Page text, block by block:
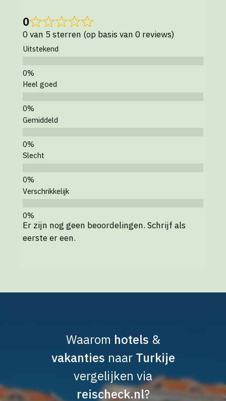
0
0 van 5 sterren (op basis van 0 reviews)
Uitstekend
Heel goed
Gemiddeld
Slecht
Verschrikkelijk
Er zijn nog geen beoordelingen. Schrijf als
eerste er een.
Waarom hotels &
vakanties naar Turkije
vergelijken via
reischeck.nl?